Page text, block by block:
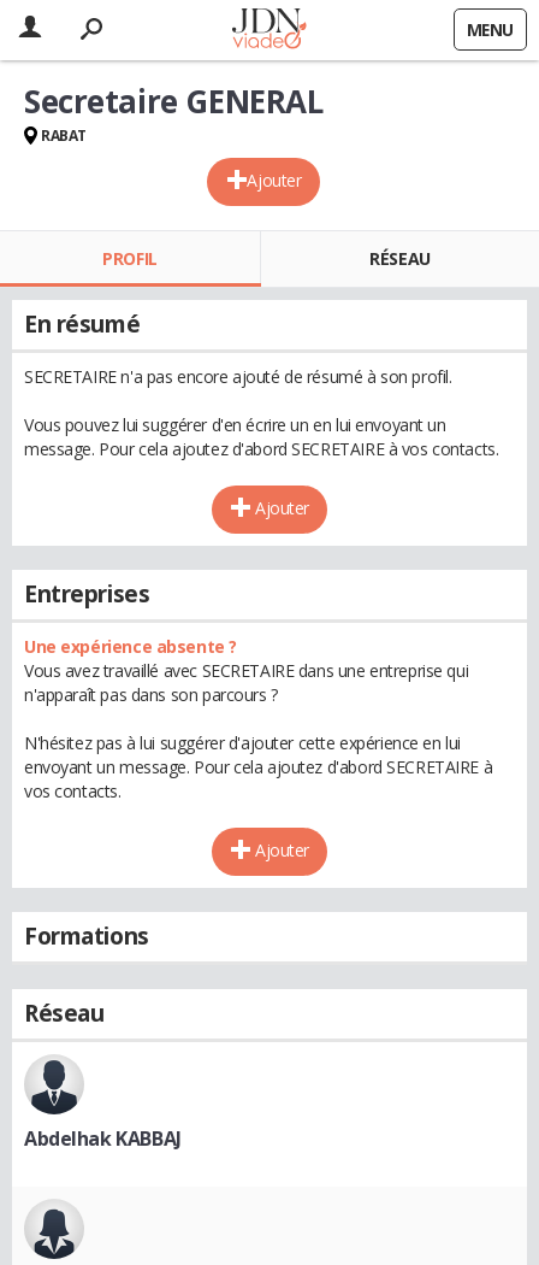
MENU
Ajouter
Secretaire GENERAL
RABAT
PROFIL RÉSEAU
En résumé
SECRETAIRE n'a pas encore ajouté de résumé à son profil.
Vous pouvez lui suggérer d'en écrire un en lui envoyant un
message. Pour cela ajoutez d'abord SECRETAIRE à vos contacts.
Ajouter
Entreprises
Une expérience absente ?
Vous avez travaillé avec SECRETAIRE dans une entreprise qui
n'apparaît pas dans son parcours ?
N'hésitez pas à lui suggérer d'ajouter cette expérience en lui
envoyant un message. Pour cela ajoutez d'abord SECRETAIRE à
vos contacts.
Ajouter
Formations
Réseau
Abdelhak KABBAJ